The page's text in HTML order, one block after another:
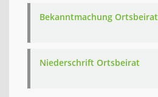
Bekanntmachung Ortsbeirat
Niederschrift Ortsbeirat